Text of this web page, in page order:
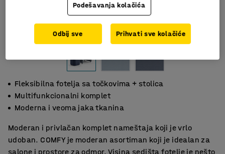
Fleksibilna fotelja sa točkovima + stolica
Multifunkcionalni komplet
Moderna i veoma jaka tkanina
Moderan i privlačan komplet nameštaja koji je vrlo
udoban. COMFY je moderan asortiman koji je idealan za
salone i prostore za odmor. Visina sedišta fotelje je nešto
Podešavanja kolačića
Odbij sve Prihvati sve kolačiće